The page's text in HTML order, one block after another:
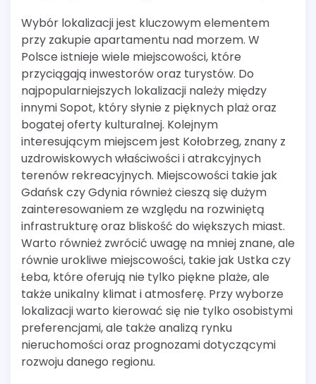
Wybór lokalizacji jest kluczowym elementem
przy zakupie apartamentu nad morzem. W
Polsce istnieje wiele miejscowości, które
przyciągają inwestorów oraz turystów. Do
najpopularniejszych lokalizacji należy między
innymi Sopot, który słynie z pięknych plaż oraz
bogatej oferty kulturalnej. Kolejnym
interesującym miejscem jest Kołobrzeg, znany z
uzdrowiskowych właściwości i atrakcyjnych
terenów rekreacyjnych. Miejscowości takie jak
Gdańsk czy Gdynia również cieszą się dużym
zainteresowaniem ze względu na rozwiniętą
infrastrukturę oraz bliskość do większych miast.
Warto również zwrócić uwagę na mniej znane, ale
równie urokliwe miejscowości, takie jak Ustka czy
Łeba, które oferują nie tylko piękne plaże, ale
także unikalny klimat i atmosferę. Przy wyborze
lokalizacji warto kierować się nie tylko osobistymi
preferencjami, ale także analizą rynku
nieruchomości oraz prognozami dotyczącymi
rozwoju danego regionu.